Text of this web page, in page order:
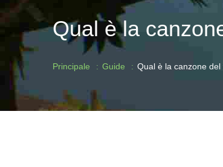
Qual è la
Principale Guide Qual è la canzone